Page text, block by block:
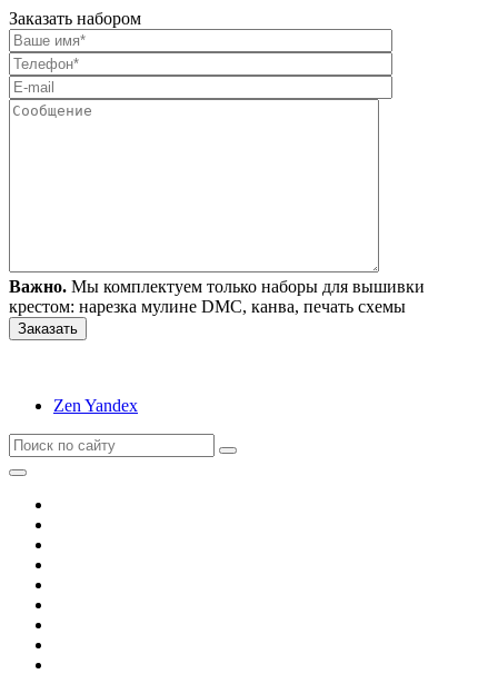
Заказать набором
Важно. Мы комплектуем только наборы для вышивки
крестом: нарезка мулине DMC, канва, печать схемы
Zen Yandex